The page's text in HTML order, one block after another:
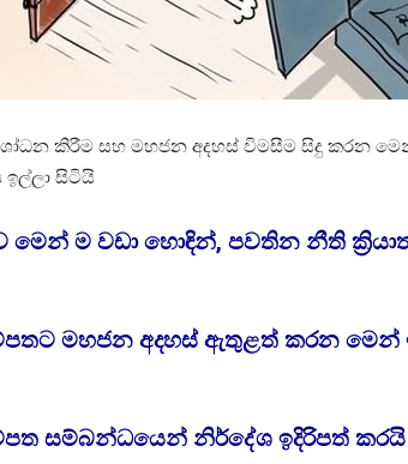
කිරීම සහ මහජන අදහස් විමසීම සිදු කරන
ඉල්ලා සිටියි
ම වඩා හොඳින්, පවතින නීති
මහජන අදහස් ඇතුළත් කරන මෙන්
සම්බන්ධයෙන් නිර්දේශ ඉදිරිපත් කරයි